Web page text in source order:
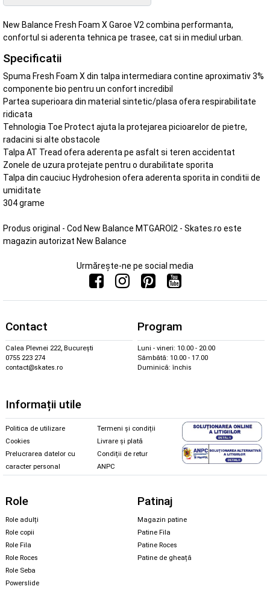
New Balance Fresh Foam X Garoe V2 combina performanta,
confortul si aderenta tehnica pe trasee, cat si in mediul urban.
Specificatii
Spuma Fresh Foam X din talpa intermediara contine aproximativ 3%
componente bio pentru un confort incredibil
Partea superioara din material sintetic/plasa ofera respirabilitate
ridicata
Tehnologia Toe Protect ajuta la protejarea picioarelor de pietre,
radacini si alte obstacole
Talpa AT Tread ofera aderenta pe asfalt si teren accidentat
Zonele de uzura protejate pentru o durabilitate sporita
Talpa din cauciuc Hydrohesion ofera aderenta sporita in conditii de
umiditate
304 grame
Produs original - Cod New Balance MTGAROI2 - Skates.ro este
magazin autorizat New Balance
Urmărește-ne pe social media
Contact
Calea Plevnei 222, București
0755 223 274
contact@skates.ro
Program
Luni - vineri: 10.00 - 20.00
Sâmbătă: 10.00 - 17.00
Duminică: închis
Informații utile
Politica de utilizare
Cookies
Prelucrarea datelor cu
caracter personal
Termeni și condiții
Livrare și plată
Condiții de retur
ANPC
Role
Role adulți
Role copii
Role Fila
Role Roces
Role Seba
Powerslide
Patinaj
Magazin patine
Patine Fila
Patine Roces
Patine de gheață